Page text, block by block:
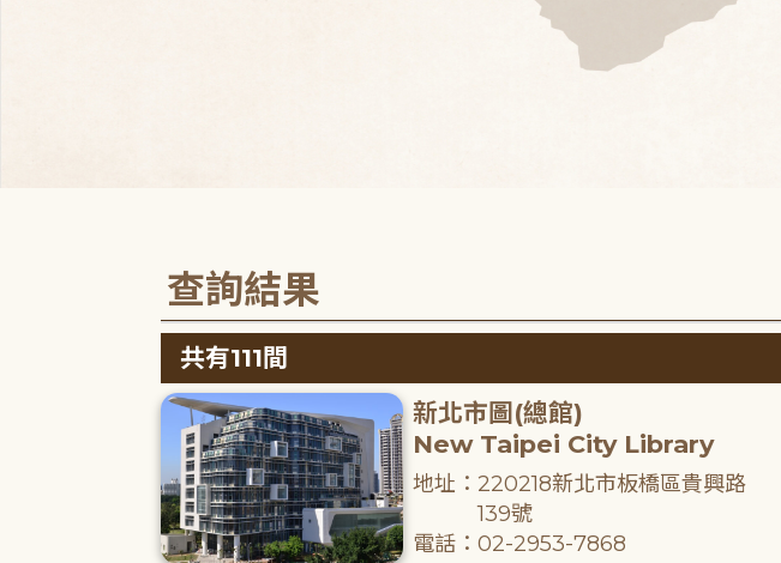
查詢結果
共有111間
新北市圖(總館)
New Taipei City Library
地址：220218新北市板橋區貴興路
139號
電話：02-2953-7868